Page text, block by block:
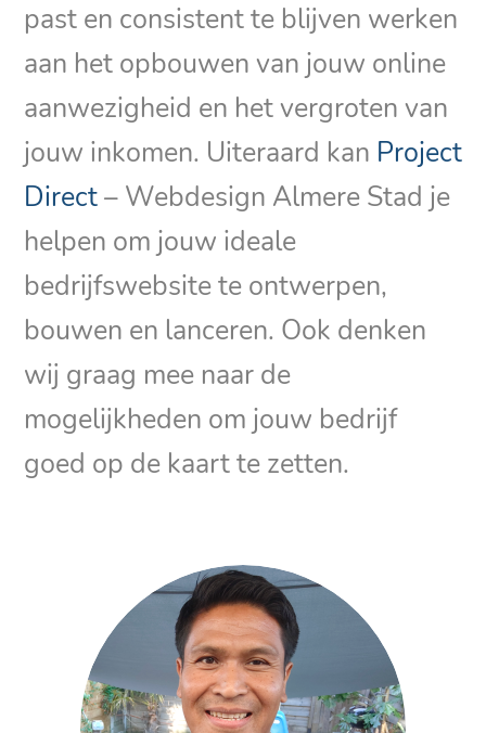
past en consistent te blijven werken
aan het opbouwen van jouw online
aanwezigheid en het vergroten van
jouw inkomen. Uiteraard kan Project
Direct– Webdesign Almere Stad je
helpen om jouw ideale
bedrijfswebsite te ontwerpen,
bouwen en lanceren. Ook denken
wij graag mee naar de
mogelijkheden om jouw bedrijf
goed op de kaart te zetten.